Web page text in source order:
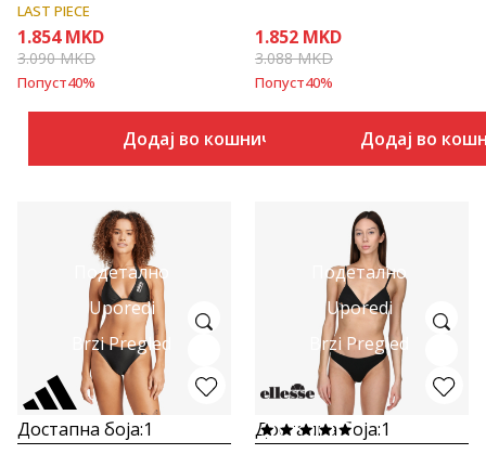
LAST PIECE
1.854 MKD
3.090MKD
Попуст40%
Додај во кошничка
1.852 MKD
3.088MKD
Попуст40%
Додај во
Подетално
Uporedi
Brzi Pregled
Достапна боја:1
Подетално
Uporedi
Brzi Pregled
Достапна боја:1